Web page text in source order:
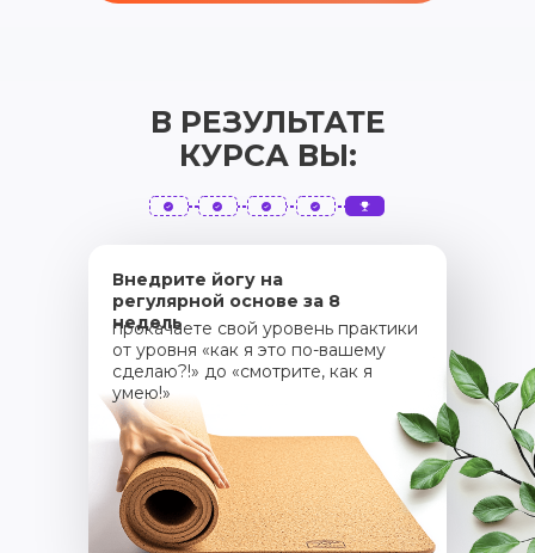
В РЕЗУЛЬТАТЕ
КУРСА ВЫ:
Внедрите йогу на
регулярной основе за 8
недель
прокачаете свой уровень практики
от уровня «как я это по-вашему
сделаю?!» до «смотрите, как я
умею!»